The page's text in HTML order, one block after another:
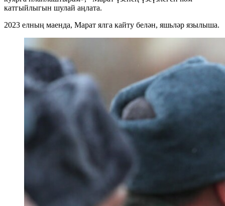
катгыйлыгын шулай аңлата.
2023 елның маенда, Марат ялга кайту белән, яшьләр язылыша.